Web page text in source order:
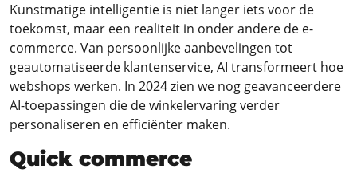
Kunstmatige intelligentie is niet langer iets voor de
toekomst, maar een realiteit in onder andere de e-
commerce. Van persoonlijke aanbevelingen tot
geautomatiseerde klantenservice, AI transformeert hoe
webshops werken. In 2024 zien we nog geavanceerdere
AI-toepassingen die de winkelervaring verder
personaliseren en efficiënter maken.
Quick commerce